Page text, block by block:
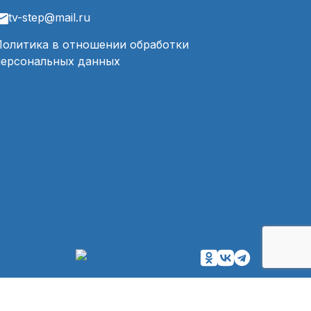
tv-step@mail.ru
в отношении обработки
данных